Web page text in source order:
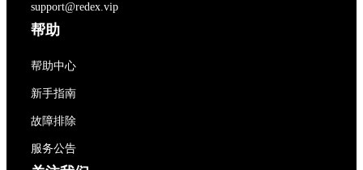
support@redex.vip
帮助
帮助中心
新手指南
故障排除
服务公告